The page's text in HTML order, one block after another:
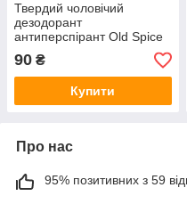
Твердий чоловічий
дезодорант
антиперспірант Old Spice
Deep sea 50 мл
(Олдспайс стік) термін
вийшов!!
90 ₴
Купити
Про нас
95% позитивних з 59